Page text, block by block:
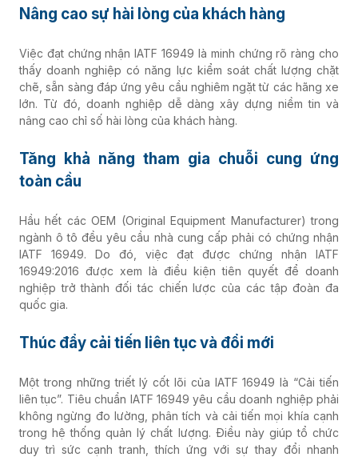
Nâng cao sự hài lòng của khách hàng
Việc đạt chứng nhận IATF 16949 là minh chứng rõ ràng cho
thấy doanh nghiệp có năng lực kiểm soát chất lượng chặt
chẽ, sẵn sàng đáp ứng yêu cầu nghiêm ngặt từ các hãng xe
lớn. Từ đó, doanh nghiệp dễ dàng xây dựng niềm tin và
nâng cao chỉ số hài lòng của khách hàng.
Tăng khả năng tham gia chuỗi cung ứng
toàn cầu
Hầu hết các OEM (Original Equipment Manufacturer) trong
ngành ô tô đều yêu cầu nhà cung cấp phải có chứng nhận
IATF 16949. Do đó, việc đạt được chứng nhận IATF
16949:2016 được xem là điều kiện tiên quyết để doanh
nghiệp trở thành đối tác chiến lược của các tập đoàn đa
quốc gia.
Thúc đẩy cải tiến liên tục và đổi mới
Một trong những triết lý cốt lõi của IATF 16949 là “Cải tiến
liên tục”. Tiêu chuẩn IATF 16949 yêu cầu doanh nghiệp phải
không ngừng đo lường, phân tích và cải tiến mọi khía cạnh
trong hệ thống quản lý chất lượng. Điều này giúp tổ chức
duy trì sức cạnh tranh, thích ứng với sự thay đổi nhanh